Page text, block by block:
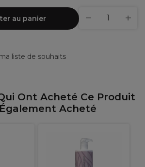
au panier
liste de souhaits
Ont Acheté Ce Produit
Acheté